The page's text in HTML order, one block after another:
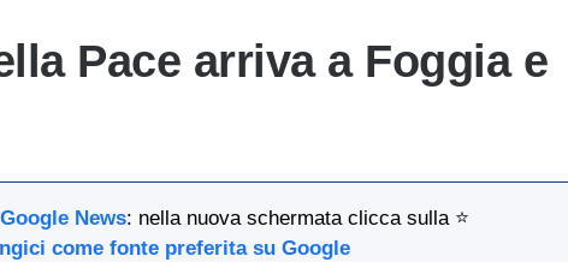
Pace arriva a Foggia e
Google News: nella nuova schermata clicca sulla ⭐
come fonte preferita su Google